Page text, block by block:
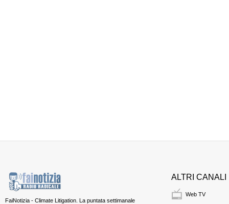
FaiNotizia - Climate Litigation. La puntata settimanale
ALTRI CANALI
Web TV